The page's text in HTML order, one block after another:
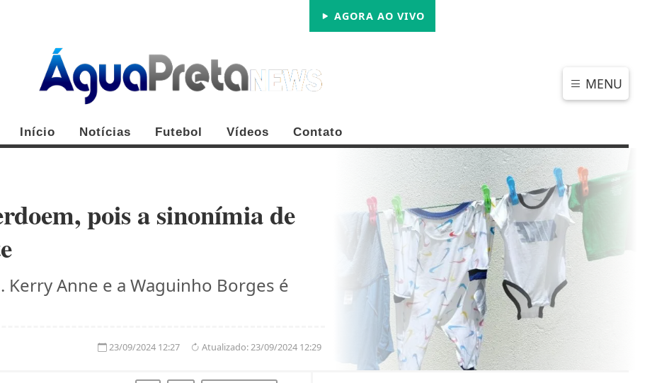
AGORA AO VIVO
MENU
Início Notícias Futebol Vídeos Contato
pois a sinonímia de
Anne e a Waguinho Borges é
Atualizado:23/09/2024 12:29
23/09/2024 12:27